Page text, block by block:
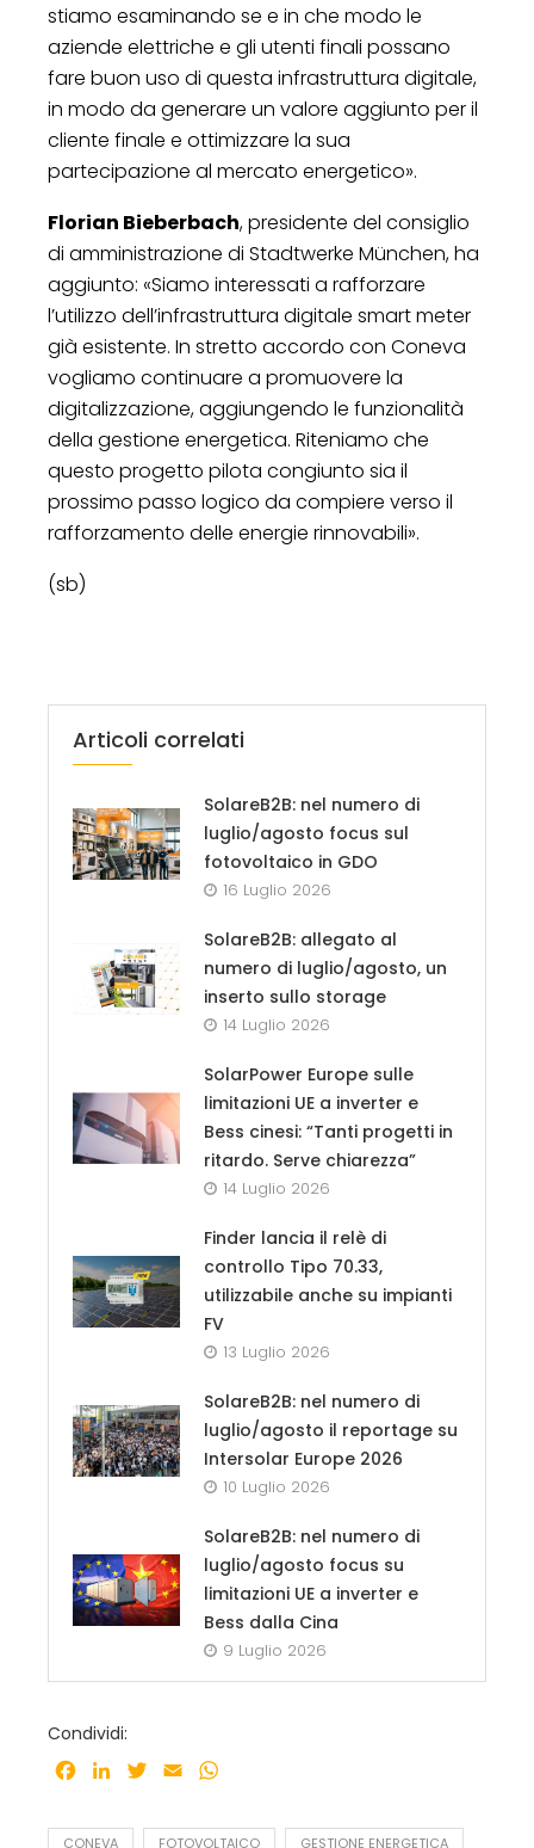
stiamo esaminando se e in che modo le
aziende elettriche e gli utenti finali possano
fare buon uso di questa infrastruttura digitale,
in modo da generare un valore aggiunto per il
cliente finale e ottimizzare la sua
partecipazione al mercato energetico».
Florian Bieberbach, presidente del consiglio
di amministrazione di Stadtwerke München, ha
aggiunto: «Siamo interessati a rafforzare
l’utilizzo dell’infrastruttura digitale smart meter
già esistente. In stretto accordo con Coneva
vogliamo continuare a promuovere la
digitalizzazione, aggiungendo le funzionalità
della gestione energetica. Riteniamo che
questo progetto pilota congiunto sia il
prossimo passo logico da compiere verso il
rafforzamento delle energie rinnovabili».
(sb)
Articoli correlati
SolareB2B: nel numero di
luglio/agosto focus sul
fotovoltaico in GDO
16 Luglio 2026
SolareB2B: allegato al
numero di luglio/agosto, un
inserto sullo storage
14 Luglio 2026
SolarPower Europe sulle
limitazioni UE a inverter e
Bess cinesi: “Tanti progetti in
ritardo. Serve chiarezza”
14 Luglio 2026
Finder lancia il relè di
controllo Tipo 70.33,
utilizzabile anche su impianti
FV
13 Luglio 2026
SolareB2B: nel numero di
luglio/agosto il reportage su
Intersolar Europe 2026
10 Luglio 2026
SolareB2B: nel numero di
luglio/agosto focus su
limitazioni UE a inverter e
Bess dalla Cina
9 Luglio 2026
Condividi:
Facebook
LinkedInTwitter
Email
CONEVA FOTOVOLTAICO GESTIONE ENERGETICA